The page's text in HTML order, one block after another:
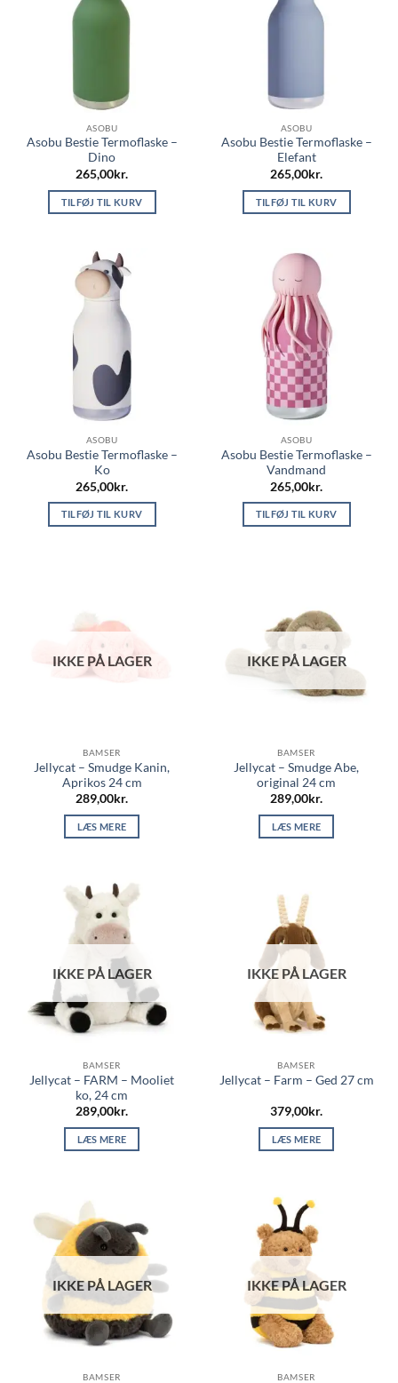
ASOBU
Asobu Bestie Termoflaske –
Dino
265,00kr.
TILFØJ TIL KURV
ASOBU
Asobu Bestie Termoflaske –
Elefant
265,00kr.
TILFØJ TIL KURV
ASOBU
Asobu Bestie Termoflaske –
Ko
265,00kr.
TILFØJ TIL KURV
ASOBU
Asobu Bestie Termoflaske –
Vandmand
265,00kr.
TILFØJ TIL KURV
IKKE PÅ LAGER
BAMSER
Jellycat – Smudge Kanin,
Aprikos 24 cm
289,00kr.
LÆS MERE
IKKE PÅ LAGER
BAMSER
Jellycat – Smudge Abe,
original 24 cm
289,00kr.
LÆS MERE
IKKE PÅ LAGER
BAMSER
Jellycat – FARM – Mooliet
ko, 24 cm
289,00kr.
LÆS MERE
IKKE PÅ LAGER
BAMSER
Jellycat – Farm – Ged 27 cm
379,00kr.
LÆS MERE
IKKE PÅ LAGER
BAMSER
IKKE PÅ LAGER
BAMSER